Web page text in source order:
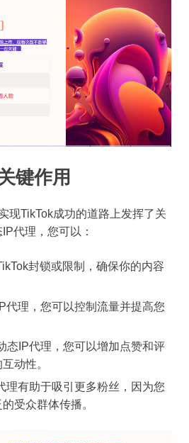
键作用
现TikTok成功的道路上发挥了关
代理，您可以：
封锁或限制，确保你的内容
代理，您可以控制流量并提高您
态IP代理，您可以增加点赞和评
动性。
理有助于吸引更多粉丝，因为您
受众群体传播。